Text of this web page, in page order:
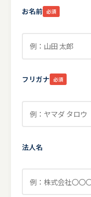
お名前 必須
フリガナ 必須
法人名